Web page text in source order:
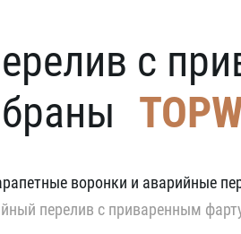
с
воронки и аварийные
перелив с приваренным